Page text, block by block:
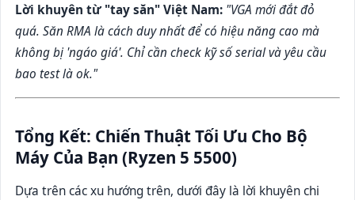
Lời khuyên từ "tay săn" Việt Nam: "VGA mới đắt đỏ
quá. Săn RMA là cách duy nhất để có hiệu năng cao mà
không bị 'ngáo giá'. Chỉ cần check kỹ số serial và yêu cầu
bao test là ok."
Tổng Kết: Chiến Thuật Tối Ưu Cho Bộ
Máy Của Bạn (Ryzen 5 5500)
Dựa trên các xu hướng trên, dưới đây là lời khuyên chi